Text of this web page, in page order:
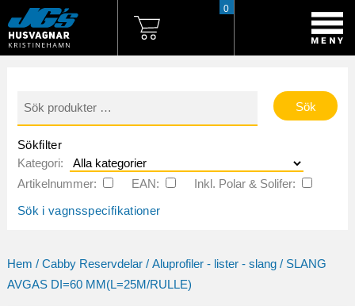
0
efter:
Sökfilter
Kategori:
Artikelnummer:
EAN:
Inkl. Polar & Solifer:
Sök i vagnsspecifikationer
Hem / Cabby Reservdelar/ Aluprofiler - lister - slang/ SLANG
AVGAS DI=60 MM(L=25M/RULLE)